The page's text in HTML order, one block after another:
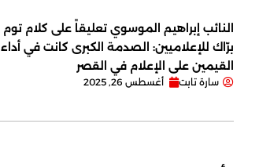
النائب إبراهيم الموسوي تعليقاً على كلام توم
برّاك للإعلاميين: الصدمة الكبرى كانت في أداء
القيمين على ‏الإعلام في القصر
سارة تابت أغسطس 26, 2025